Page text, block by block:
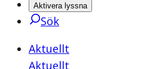
Aktivera lyssna
Sök
Aktuellt
Aktuellt